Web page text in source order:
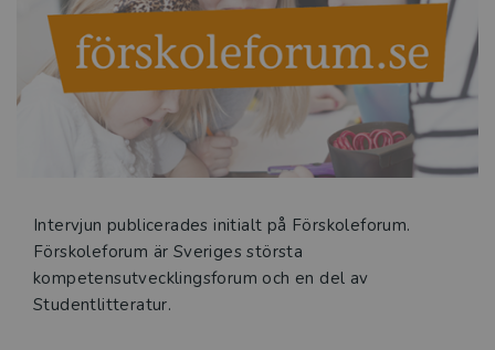
Intervjun publicerades initialt på Förskoleforum.
Förskoleforum är Sveriges största
kompetensutvecklingsforum och en del av
Studentlitteratur.